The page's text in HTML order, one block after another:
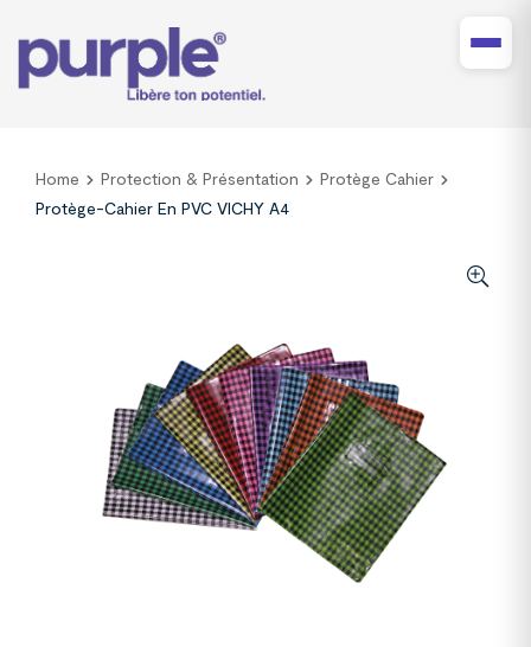
Home Protection & Présentation
Protège Cahier
Protège-Cahier En PVC VICHY A4